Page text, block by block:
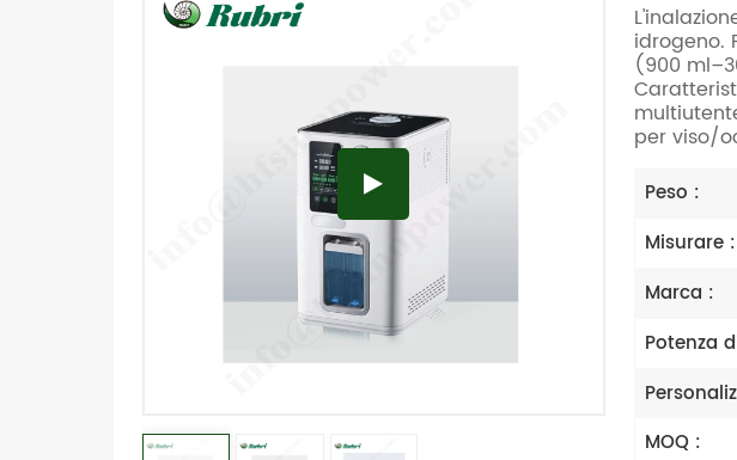
idrogeno.
(900
per viso/
Peso :
Misurare :
Marca :
Potenza
MOQ :